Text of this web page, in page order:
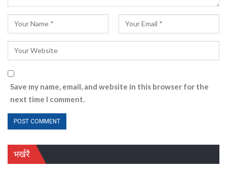
Save my name, email, and website in this browser for the
next time I comment.
भर्खरै